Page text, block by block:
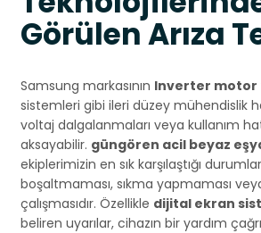
Görülen Arıza
Samsung markasının Inverter motor
sistemleri gibi ileri düzey mühendislik
voltaj dalgalanmaları veya kullanım
aksayabilir. güngören acil beyaz
ekiplerimizin en sık karşılaştığı
boşaltmaması, sıkma yapmaması
çalışmasıdır. Özellikle dijital ekran
beliren uyarılar, cihazın bir yardım